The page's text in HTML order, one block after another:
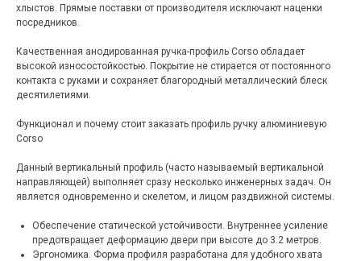
хлыстов. Прямые поставки от производителя исключают наценки
посредников.
Качественная анодированная ручка-профиль Corso обладает
высокой износостойкостью. Покрытие не стирается от постоянного
контакта с руками и сохраняет благородный металлический блеск
десятилетиями.
Функционал и почему стоит заказать профиль ручку алюминиевую
Corso
Данный вертикальный профиль (часто называемый вертикальной
направляющей) выполняет сразу несколько инженерных задач. Он
является одновременно и скелетом, и лицом раздвижной системы.
Обеспечение статической устойчивости. Внутреннее усиление
предотвращает деформацию двери при высоте до 3.2 метров.
Эргономика. Форма профиля разработана для удобного хвата